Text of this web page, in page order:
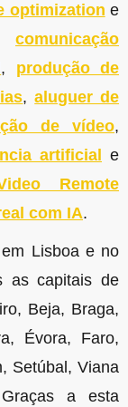
optimization e
comunicação
, produção de
,aluguer de
de vídeo,
artificial
e
Remote
com IA.
Lisboa e no
as capitais de
Beja, Braga,
Évora, Faro,
Setúbal, Viana
a esta